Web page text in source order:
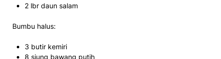
2 lbr daun salam
Bumbu halus:
3 butir kemiri
8 siung bawang putih